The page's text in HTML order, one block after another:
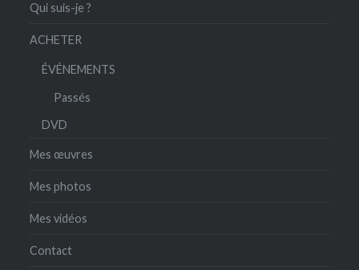
Qui suis-je ?
ACHETER
ÉVÉNEMENTS
Passés
DVD
Mes œuvres
Mes photos
Mes vidéos
Contact